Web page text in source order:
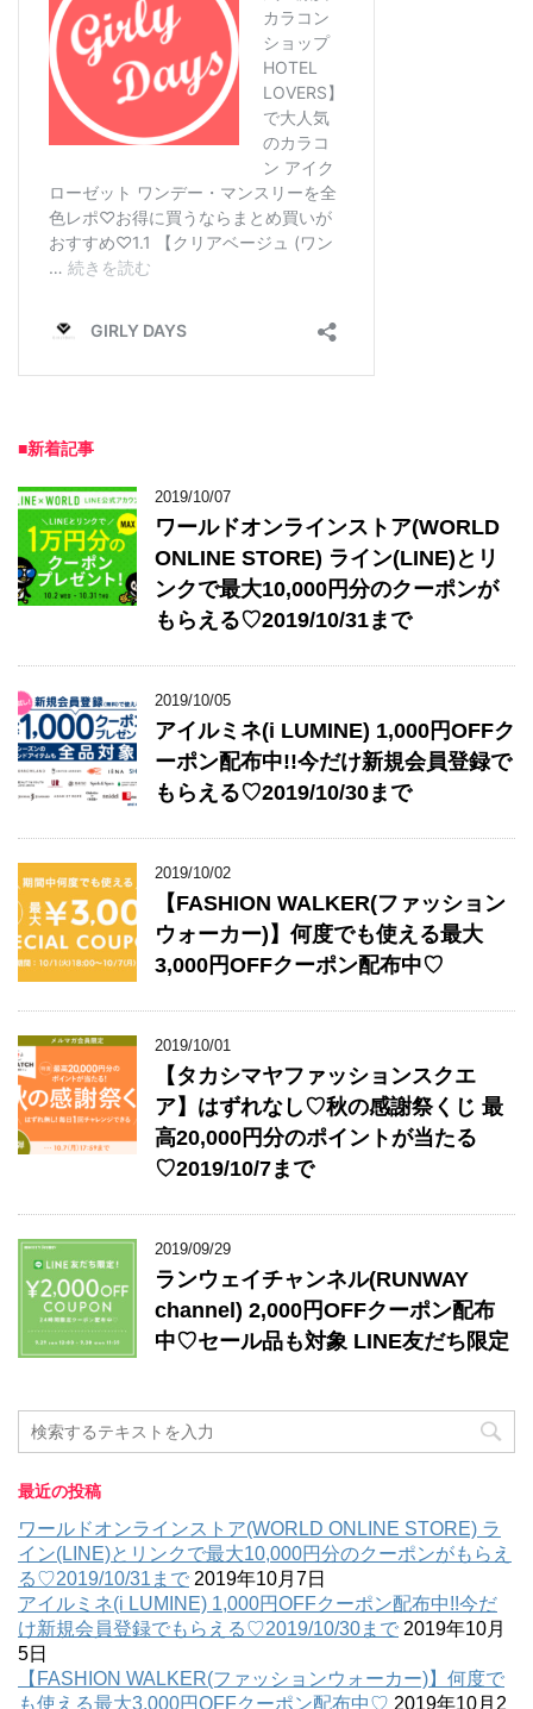
■新着記事
2019/10/07
ワールドオンラインストア(WORLD
ONLINE STORE) ライン(LINE)とリ
ンクで最大10,000円分のクーポンが
もらえる♡2019/10/31まで
2019/10/05
アイルミネ(i LUMINE) 1,000円OFFク
ーポン配布中!!今だけ新規会員登録で
もらえる♡2019/10/30まで
2019/10/02
【FASHION WALKER(ファッション
ウォーカー)】何度でも使える最大
3,000円OFFクーポン配布中♡
2019/10/01
【タカシマヤファッションスクエ
ア】はずれなし♡秋の感謝祭くじ 最
高20,000円分のポイントが当たる
♡2019/10/7まで
2019/09/29
ランウェイチャンネル(RUNWAY
channel) 2,000円OFFクーポン配布
中♡セール品も対象 LINE友だち限定
最近の投稿
ワールドオンラインストア(WORLD ONLINE STORE) ラ
イン(LINE)とリンクで最大10,000円分のクーポンがもらえ
る♡2019/10/31まで 2019年10月7日
アイルミネ(i LUMINE) 1,000円OFFクーポン配布中!!今だ
け新規会員登録でもらえる♡2019/10/30まで 2019年10月
5日
【FASHION WALKER(ファッションウォーカー)】何度で
も使える最大3,000円OFFクーポン配布中♡ 2019年10月2